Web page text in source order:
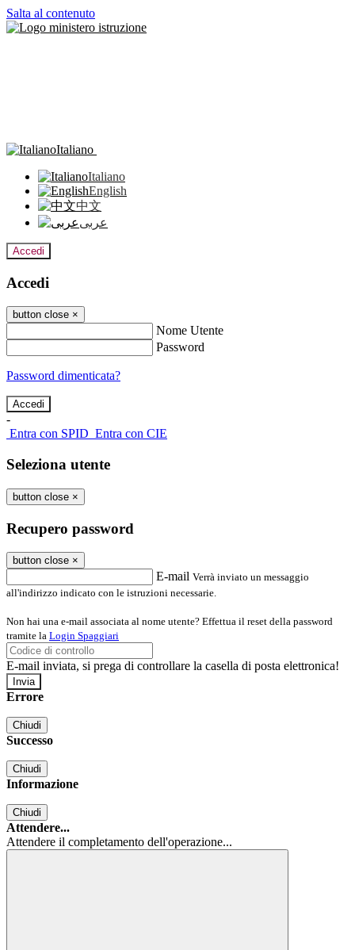
Salta al contenuto
Italiano
Italiano
English
中文
عربى
Accedi
Accedi
button close ×
Nome Utente
Password
Password dimenticata?
-
Entra con SPID Entra con CIE
Seleziona utente
button close ×
Recupero password
button close ×
E-mail Verrà inviato un messaggio
all'indirizzo indicato con le istruzioni necessarie.
Non hai una e-mail associata al nome utente? Effettua il reset della password
tramite la Login Spaggiari
E-mail inviata, si prega di controllare la casella di posta elettronica!
Errore
Chiudi
Successo
Chiudi
Informazione
Chiudi
Attendere...
Attendere il completamento dell'operazione...